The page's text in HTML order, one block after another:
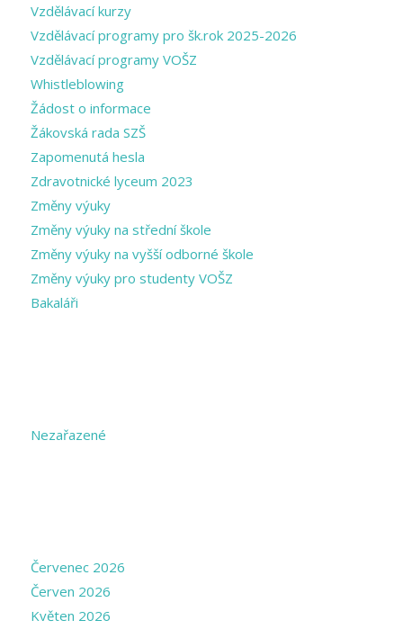
Vzdělávací kurzy
Vzdělávací programy pro šk.rok 2025-2026
Vzdělávací programy VOŠZ
Whistleblowing
Žádost o informace
Žákovská rada SZŠ
Zapomenutá hesla
Zdravotnické lyceum 2023
Změny výuky
Změny výuky na střední škole
Změny výuky na vyšší odborné škole
Změny výuky pro studenty VOŠZ
Bakaláři
Nezařazené
Červenec 2026
Červen 2026
Květen 2026